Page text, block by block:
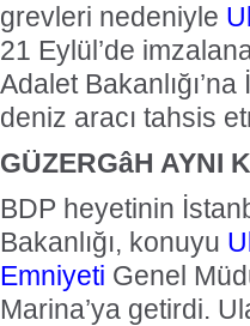
grevleri nedeniyle
21 Eylül’de
Adalet
deniz aracı tahsis
GÜZERGâH AYNI
BDP heyetinin
Bakanlığı, konuyu
Emniyeti Genel
Marina’ya getirdi.